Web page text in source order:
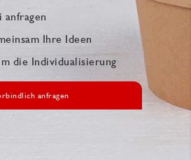
Ihre Ideen
die Individualisierung
anfragen